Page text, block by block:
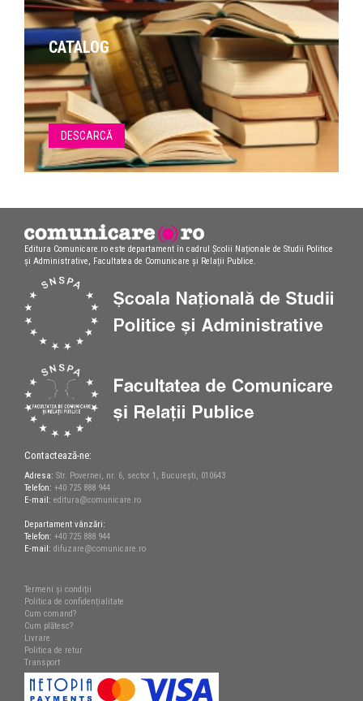
CATALOG
DESCARCĂ
Editura Comunicare.ro este departament în cadrul Școlii Naționale de Studii Politice
și Administrative, Facultatea de Comunicare și Relații Publice.
Contactează-ne:
Adresa: Str. Povernei, nr. 6, sector 1, București, 010643
Telefon: +40 725 888 944
E-mail: editura@comunicare.ro
Departament vânzări:
Telefon: +40 725 888 944
E-mail: difuzare@comunicare.ro
Termeni și condiții
Politica de confidențialitate
Cum comand?
Cum plătesc?
Livrare
Politica de retur
Transport